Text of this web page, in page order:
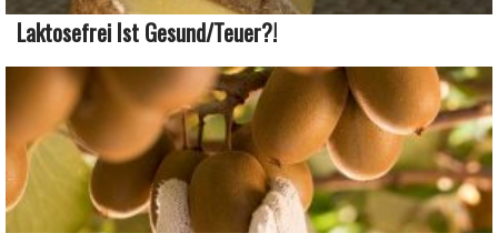
Laktosefrei Ist Gesund/teuer?!